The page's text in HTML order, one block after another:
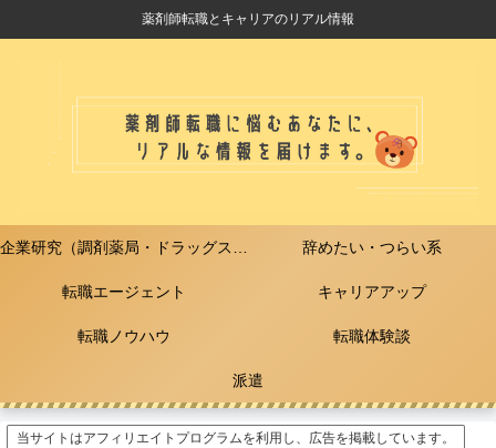
薬剤師転職とキャリアのリアル情報
企業研究（調剤薬局・ドラッグストア） 辞めたい・つらい系
転職エージェント キャリアアップ
転職ノウハウ 転職体験談
派遣
当サイトはアフィリエイトプログラムを利用し、広告を掲載しています。